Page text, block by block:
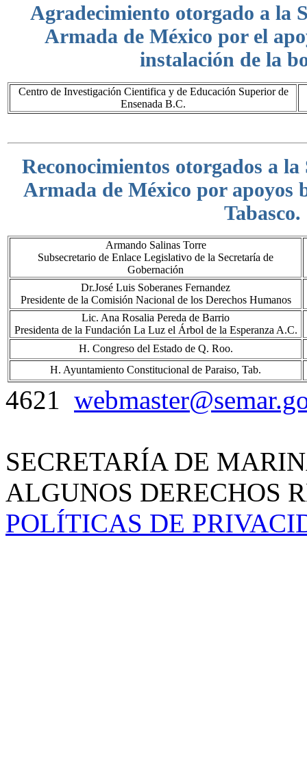
Agradecimiento otorgado a la
Armada de México por el
instalación de la
Centro de Investigación Cientifica y de Educación Superior de
Ensenada B.C.
Reconocimientos otorgados a
Armada de México por apoyos
Tabasco.
Armando Salinas Torre
Subsecretario de Enlace Legislativo de la Secretaría de
Gobernación
Dr.José Luis Soberanes Fernandez
Presidente de la Comisión Nacional de los Derechos Humanos
Lic. Ana Rosalia Pereda de Barrio
Presidenta de la Fundación La Luz el Árbol de la Esperanza A.C.
H. Congreso del Estado de Q. Roo.
H. Ayuntamiento Constitucional de Paraiso, Tab.
4621
SECRETARÍA DE
ALGUNOS DERECHOS
POLÍTICAS DE